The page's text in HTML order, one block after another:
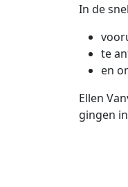
In de
te
en
Ellen
gingen